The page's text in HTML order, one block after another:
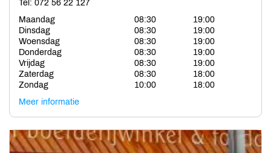
Tel: 072 56 22 127
Maandag
08:30
19:00
Dinsdag
08:30
19:00
Woensdag
08:30
19:00
Donderdag
08:30
19:00
Vrijdag
08:30
19:00
Zaterdag
08:30
18:00
Zondag
10:00
18:00
Meer informatie